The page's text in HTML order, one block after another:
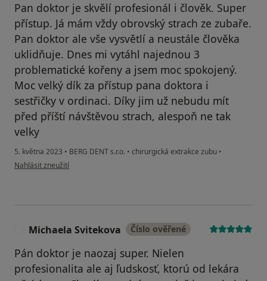
Pan doktor je skvělí profesionál i člověk. Super
přístup. Já mám vždy obrovský strach ze zubaře.
Pan doktor ale vše vysvětlí a neustále člověka
uklidňuje. Dnes mi vytáhl najednou 3
problematické kořeny a jsem moc spokojený.
Moc velký dík za přístup pana doktora i
sestřičky v ordinaci. Díky jim už nebudu mít
před příští návštěvou strach, alespoň ne tak
velky
5. května 2023 • BERG DENT s.r.o. • chirurgická extrakce zubu •
podle názoru uživatele František Hanko
Nahlásit zneužití
Michaela Svitekova Číslo ověřené
Pán doktor je naozaj super. Nielen
profesionalita ale aj ľudskosť, ktorú od lekára